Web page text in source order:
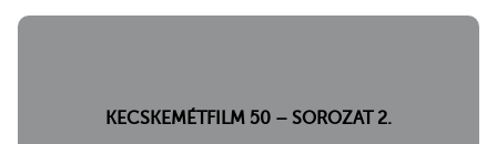
KECSKEMÉTFILM 50 – SOROZAT 2.